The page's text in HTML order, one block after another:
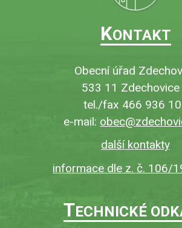
KONTAKT
Obecní úřad
533 11 Zdechovice
tel./fax 466 936
e-mail:
další kontakty
informace dle z. č. 106/
TECHNICKÉ